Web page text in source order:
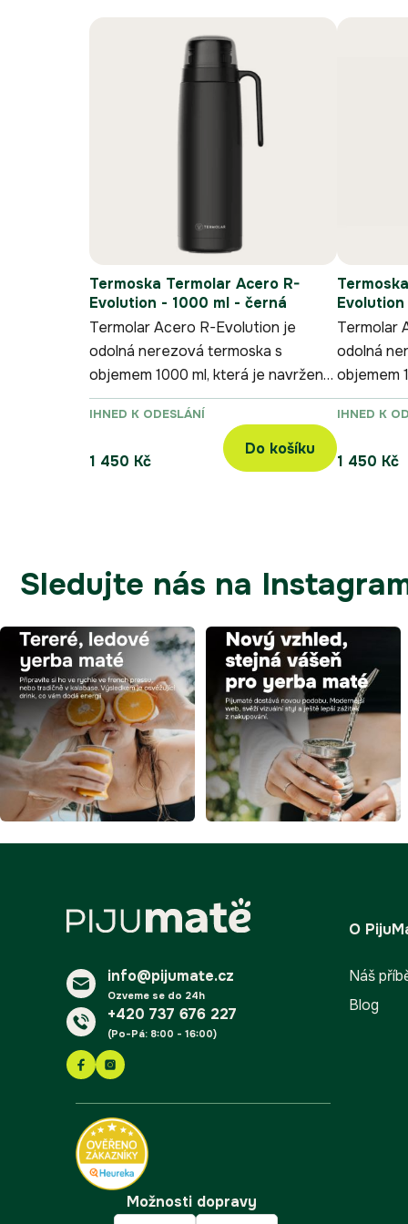
Termoska Termolar Acero R-
Evolution - 1000 ml - černá
Termolar Acero R-Evolution je
odolná nerezová termoska s
objemem 1000 ml, která je navržená
pro pohodlné dolévání yerba maté
během celého dne.
IHNED K ODESLÁNÍ
1 450 Kč
Do košíku
Termolar
odolná
objemem
pro
během
IHNED K
1 450 Kč
Sledujte nás na
info@pijumate.cz
Ozveme se do 24h
+420 737 676 227
(Po-Pá: 8:00 - 16:00)
O
Náš
Blog
Možnosti dopravy